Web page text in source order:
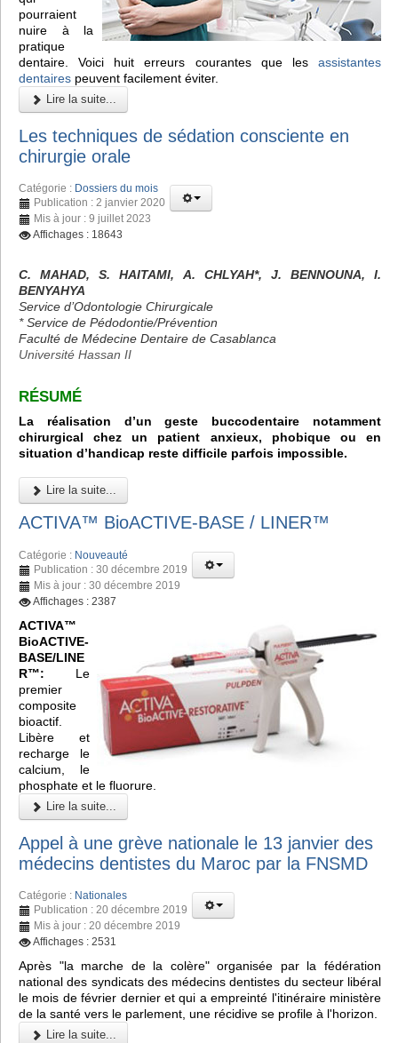
pourraient
nuire à la
pratique
dentaire. Voici huit erreurs courantes que les assistantes
dentaires peuvent facilement éviter.
Lire la suite...
Les techniques de sédation consciente en
chirurgie orale
Catégorie : Dossiers du mois
Publication : 2 janvier 2020
Mis à jour : 9 juillet 2023
Affichages : 18643
C. MAHAD, S. HAITAMI, A. CHLYAH*, J. BENNOUNA, I.
BENYAHYA
Service d’Odontologie Chirurgicale
* Service de Pédodontie/Prévention
Faculté de Médecine Dentaire de Casablanca
Université Hassan II
RÉSUMÉ
La réalisation d’un geste buccodentaire notamment
chirurgical chez un patient anxieux, phobique ou en
situation d’handicap reste difficile parfois impossible.
Lire la suite...
ACTIVA™ BioACTIVE-BASE / LINER™
Catégorie : Nouveauté
Publication : 30 décembre 2019
Mis à jour : 30 décembre 2019
Affichages : 2387
ACTIVA™
BioACTIVE-
BASE/LINE
R™: Le
premier
composite
bioactif.
Libère et
recharge le
calcium, le
phosphate et le fluorure.
Lire la suite...
Appel à une grève nationale le 13 janvier des
médecins dentistes du Maroc par la FNSMD
Catégorie : Nationales
Publication : 20 décembre 2019
Mis à jour : 20 décembre 2019
Affichages : 2531
Après "la marche de la colère" organisée par la fédération
national des syndicats des médecins dentistes du secteur libéral
le mois de février dernier et qui a empreinté l'itinéraire ministère
de la santé vers le parlement, une récidive se profile à l'horizon.
Lire la suite...